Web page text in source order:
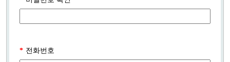
* 전화번호